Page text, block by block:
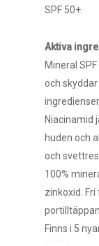
SPF 50+.
Aktiva
Mineral
och
Niacinamid
huden och
och
100%
zinkoxid.
Finns i 5